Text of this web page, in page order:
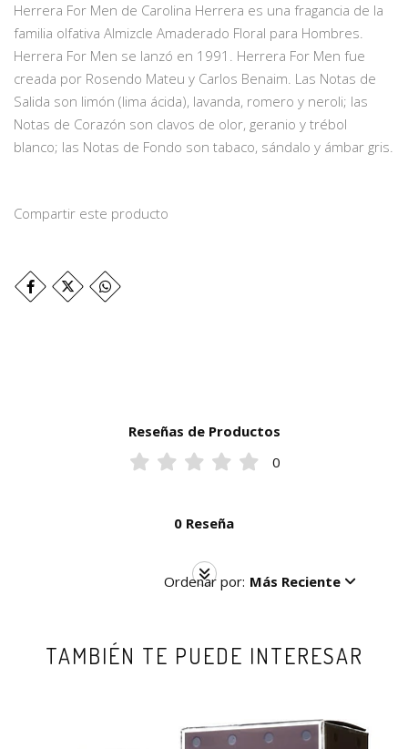
Herrera For Men de Carolina Herrera es una fragancia de la
familia olfativa Almizcle Amaderado Floral para Hombres.
Herrera For Men se lanzó en 1991. Herrera For Men fue
creada por Rosendo Mateu y Carlos Benaim. Las Notas de
Salida son limón (lima ácida), lavanda, romero y neroli; las
Notas de Corazón son clavos de olor, geranio y trébol
blanco; las Notas de Fondo son tabaco, sándalo y ámbar gris.
Compartir este producto
Reseñas de Productos
0
0 Reseña
Ordenar por: Más Reciente
TAMBIÉN TE PUEDE INTERESAR